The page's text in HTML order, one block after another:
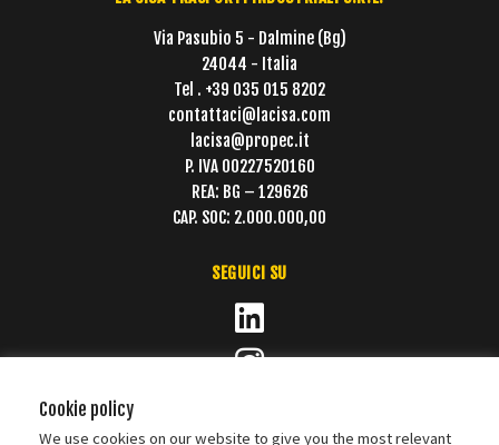
Via Pasubio 5 - Dalmine (Bg)
24044 - Italia
Tel . +39 035 015 8202
contattaci@lacisa.com
lacisa@propec.it
P. IVA 00227520160
REA: BG – 129626
CAP. SOC: 2.000.000,00
SEGUICI SU
Cookie policy
We use cookies on our website to give you the most relevant